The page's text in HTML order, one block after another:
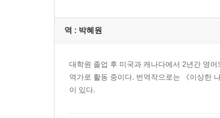
역 : 박혜원
대학원 졸업 후 미국과 캐나다에서 2년간 영
역가로 활동 중이다. 번역작으로는 《이상한
이 있다.